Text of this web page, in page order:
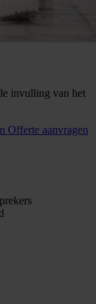
invulling van het
Offerte aanvragen